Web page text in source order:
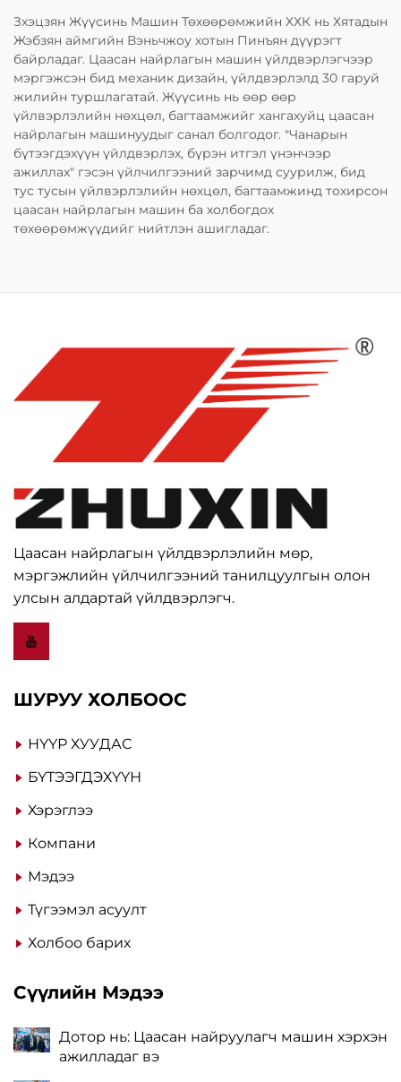
Зхэцзян Жүүсинь Машин Төхөөрөмжийн ХХК нь Хятадын
Жэбзян аймгийн Вэньчжоу хотын Пинъян дүүрэгт
байрладаг. Цаасан найрлагын машин үйлдвэрлэгчээр
мэргэжсэн бид механик дизайн, үйлдвэрлэлд 30 гаруй
жилийн туршлагатай. Жүүсинь нь өөр өөр
үйлвэрлэлийн нөхцөл, багтаамжийг хангахуйц цаасан
найрлагын машинуудыг санал болгодог. "Чанарын
бүтээгдэхүүн үйлдвэрлэх, бүрэн итгэл үнэнчээр
ажиллах" гэсэн үйлчилгээний зарчимд суурилж, бид
тус тусын үйлвэрлэлийн нөхцөл, багтаамжинд тохирсон
цаасан найрлагын машин ба холбогдох
төхөөрөмжүүдийг нийтлэн ашигладаг.
Цаасан найрлагын үйлдвэрлэлийн мөр,
мэргэжлийн үйлчилгээний танилцуулгын олон
улсын алдартай үйлдвэрлэгч.
ШУРУУ ХОЛБООС
НҮҮР ХУУДАС
БҮТЭЭГДЭХҮҮН
Хэрэглээ
Компани
Мэдээ
Түгээмэл асуулт
Холбоо барих
Сүүлийн Мэдээ
Дотор нь: Цаасан найруулагч машин хэрхэн
ажилладаг вэ